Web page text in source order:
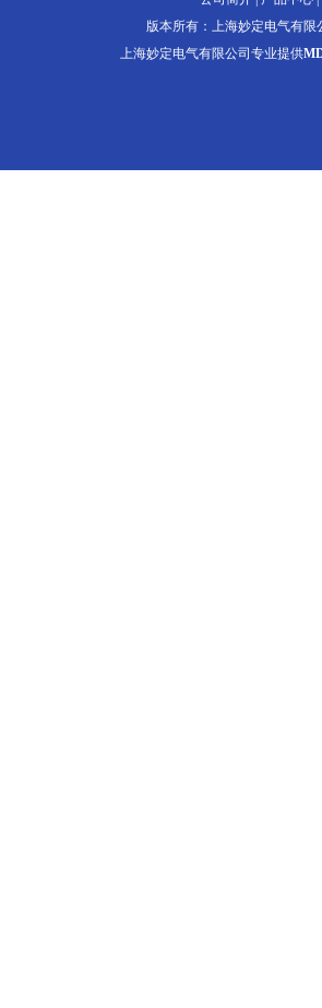
版本所有：上海妙定电气有
上海妙定电气有限公司专业提供